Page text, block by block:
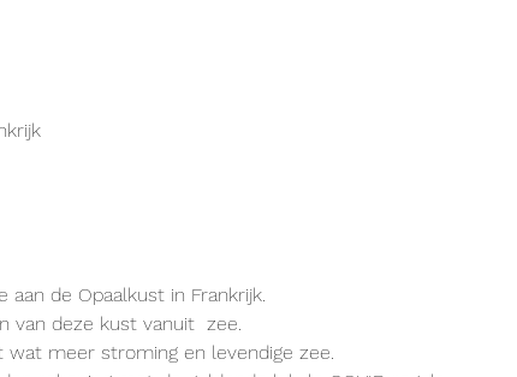
de Opaalkust in Frankrijk.
deze kust vanuit  zee.
meer stroming en levendige zee.